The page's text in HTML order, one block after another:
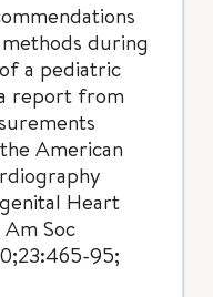
during
a pediatric
report from
American
Heart
Am Soc
95;